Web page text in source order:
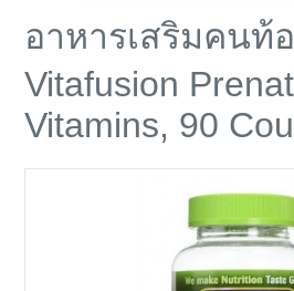
อาหารเสริมคนท้
Vitafusion
Vitamins, 90